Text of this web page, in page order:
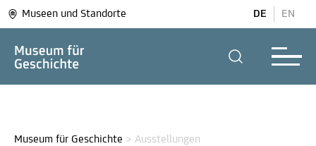
Museen und Standorte DE EN
Museum für Geschichte > Ausstellungen